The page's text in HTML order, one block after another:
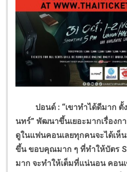
ปอนด์ : “เขาทำได้ดีมาก ตั้ง
นทร์” พัฒนาขึ้นเยอะมากเรื่องก
ดูในแฟนคอนเลยทุกคนจะได้เห็
ขึ้น ขอบคุณมาก ๆ ที่ทำให้บัตร
มาก จะทำให้เต็มที่แน่นอน คอน